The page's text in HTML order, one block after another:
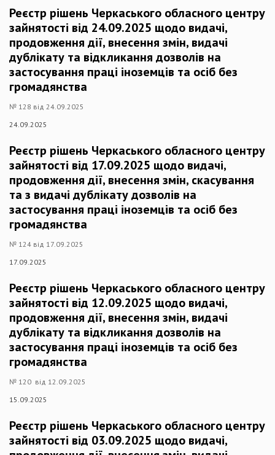
Реєстр рішень Черкаського обласного центру
зайнятості від 24.09.2025 щодо видачі,
продовження дії, внесення змін, видачі
дублікату та відкликання дозволів на
застосування праці іноземців та осіб без
громадянства
№ 128 від 24.09.2025
24.09.2025
Реєстр рішень Черкаського обласного центру
зайнятості від 17.09.2025 щодо видачі,
продовження дії, внесення змін, скасування
та з видачі дублікату дозволів на
застосування праці іноземців та осіб без
громадянства
№ 124 від 17.09.2025
17.09.2025
Реєстр рішень Черкаського обласного центру
зайнятості від 12.09.2025 щодо видачі,
продовження дії, внесення змін, видачі
дублікату та відкликання дозволів на
застосування праці іноземців та осіб без
громадянства
№ 120 від 12.09.2025
15.09.2025
Реєстр рішень Черкаського обласного центру
зайнятості від 03.09.2025 щодо видачі,